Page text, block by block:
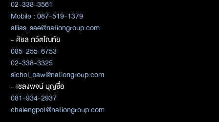
02-338-3561
Mobile : 087-519-1379
allias_sae@nationgroup.com
- ศิชล ภวัตโณทัย
085-255-6753
02-338-3325
sichol_paw@nationgroup.com
- เชลงพจน์ บุญซื่อ
081-934-2937
chalengpot@nationgroup.com